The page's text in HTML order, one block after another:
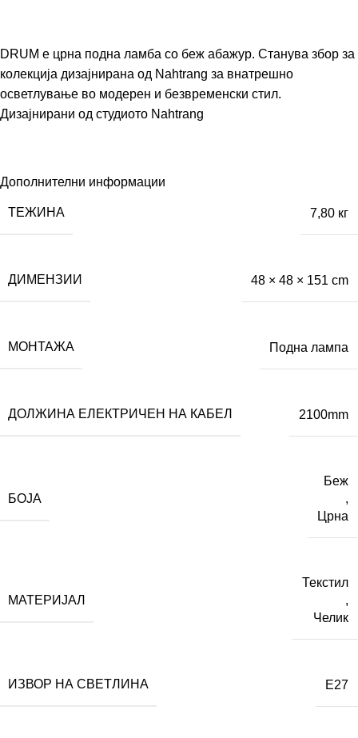
DRUM е црна подна ламба со беж абажур. Станува збор за
колекција дизајнирана од Nahtrang за внатрешно
осветлување во модерен и безвременски стил.
Дизајнирани од студиото Nahtrang
Дополнителни информации
ТЕЖИНА 7,80 кг
ДИМЕНЗИИ 48 × 48 × 151 cm
МОНТАЖА Подна лампа
ДОЛЖИНА ЕЛЕКТРИЧЕН НА КАБЕЛ 2100mm
БОЈА
Беж
,
Црна
МАТЕРИЈАЛ
Текстил
,
Челик
ИЗВОР НА СВЕТЛИНА E27